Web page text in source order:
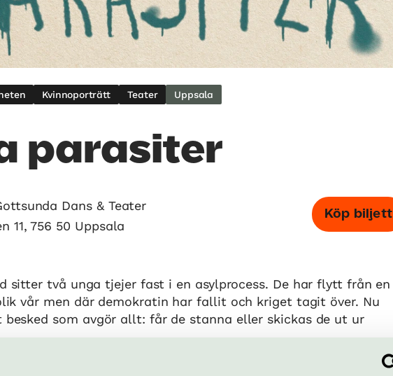
Kvinnoporträtt Teater Uppsala
parasiter
Dans & Teater
11, 756 50 Uppsala
Köp biljett
sitter två unga tjejer fast i en asylprocess. De har flytt från en
vår men där demokratin har fallit och kriget tagit över. Nu
som avgör allt: får de stanna eller skickas de ut ur